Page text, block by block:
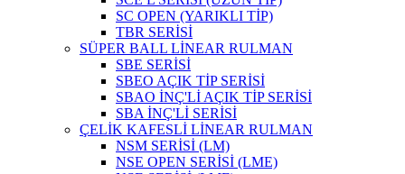
SC OPEN (YARIKLI TİP)
TBR SERİSİ
SÜPER BALL LİNEAR RULMAN
SBE SERİSİ
SBEO AÇIK TİP SERİSİ
SBAO İNÇ'Lİ AÇIK TİP SERİSİ
SBA İNÇ'Lİ SERİSİ
ÇELİK KAFESLİ LİNEAR RULMAN
NSM SERİSİ (LM)
NSE OPEN SERİSİ (LME)